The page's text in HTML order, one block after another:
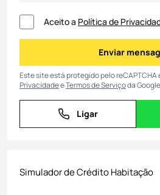
Aceito a Política de
Enviar
Este site está protegido pelo reCAPTCHA
PrivacidadeeTermos de Serviçoda
Ligar
Ligar
Simulador de Crédito Habitação